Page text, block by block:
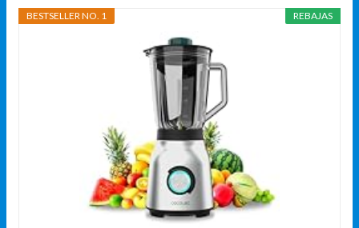
REBAJAS
BESTSELLER NO. 1